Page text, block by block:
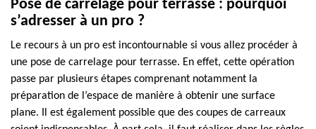
Pose de carrelage pour terrasse : pourquoi
s’adresser à un pro ?
Le recours à un pro est incontournable si vous allez procéder à
une pose de carrelage pour terrasse. En effet, cette opération
passe par plusieurs étapes comprenant notamment la
préparation de l’espace de manière à obtenir une surface
plane. Il est également possible que des coupes de carreaux